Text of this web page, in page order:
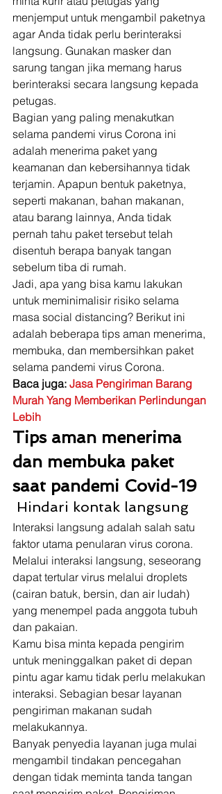
menjemput untuk mengambil paketnya
agar Anda tidak perlu berinteraksi
langsung. Gunakan masker dan
sarung tangan jika memang harus
berinteraksi secara langsung kepada
petugas.
Bagian yang paling menakutkan
selama pandemi virus Corona ini
adalah menerima paket yang
keamanan dan kebersihannya tidak
terjamin. Apapun bentuk paketnya,
seperti makanan, bahan makanan,
atau barang lainnya, Anda tidak
pernah tahu paket tersebut telah
disentuh berapa banyak tangan
sebelum tiba di rumah.
Jadi, apa yang bisa kamu lakukan
untuk meminimalisir risiko selama
masa social distancing? Berikut ini
adalah beberapa tips aman menerima,
membuka, dan membersihkan paket
selama pandemi virus Corona.
Baca juga: Jasa Pengiriman Barang
Murah Yang Memberikan Perlindungan
Lebih
Tips aman menerima
dan membuka paket
saat pandemi Covid-19
Hindari kontak langsung
Interaksi langsung adalah salah satu
faktor utama penularan virus corona.
Melalui interaksi langsung, seseorang
dapat tertular virus melalui droplets
(cairan batuk, bersin, dan air ludah)
yang menempel pada anggota tubuh
dan pakaian.
Kamu bisa minta kepada pengirim
untuk meninggalkan paket di depan
pintu agar kamu tidak perlu melakukan
interaksi. Sebagian besar layanan
pengiriman makanan sudah
melakukannya.
Banyak penyedia layanan juga mulai
mengambil tindakan pencegahan
dengan tidak meminta tanda tangan